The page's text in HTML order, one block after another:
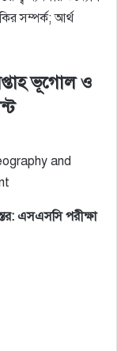
সম্পর্ক; আর্থ
ভূগোল ও
and
এসএসসি পরীক্ষা